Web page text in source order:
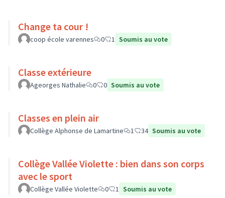
Change ta cour !
coop école varennes 0 1 Soumis au vote
Classe extérieure
Ageorges Nathalie 0 0 Soumis au vote
Classes en plein air
Collège Alphonse de Lamartine 1 34 Soumis au vote
Collège Vallée Violette : bien dans son corps
avec le sport
Collège Vallée Violette 0 1 Soumis au vote